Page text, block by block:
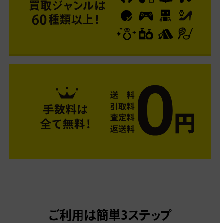
ご利用は簡単3ステップ